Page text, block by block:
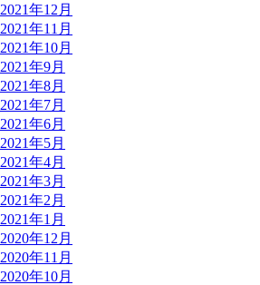
2021年12月
2021年11月
2021年10月
2021年9月
2021年8月
2021年7月
2021年6月
2021年5月
2021年4月
2021年3月
2021年2月
2021年1月
2020年12月
2020年11月
2020年10月